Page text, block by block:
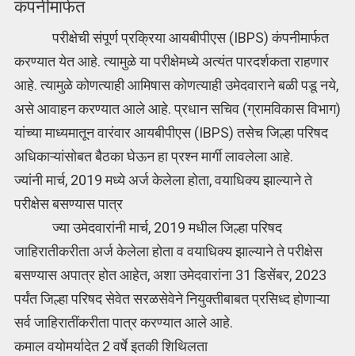
कंपनीमार्फत
परीक्षेची संपूर्ण प्रक्रिया आयबीपीएस (IBPS) कंपनीमार्फत
करण्यात येत आहे. त्यामुळे या परीक्षेमध्ये अत्यंत पारदर्शकता राहणार
आहे. त्यामुळे कोणत्याही आमिषास कोणत्याही उमेदवाराने बळी पडू नये,
असे आवाहन करण्यात आले आहे. प्रधान सचिव (ग्रामविकास विभाग)
यांच्या माध्यमातून वारंवार आयबीपीएस (IBPS) तसेच जिल्हा परिषद
अधिकाऱ्यांसोबत बैठका घेऊन हा प्रश्न मार्गी लावलेला आहे.
ज्यांनी मार्च, 2019 मध्ये अर्ज केलेला होता, वयाधिक्य झाल्याने ते
परीक्षेस बसण्यास पात्र
ज्या उमेदवारांनी मार्च, 2019 मधील जिल्हा परिषद
जाहिरातीकरीता अर्ज केलेला होता व वयाधिक्य झाल्याने ते परीक्षेस
बसण्यास अपात्र होत आहेत, अशा उमेदवारांना 31 डिसेंबर, 2023
पर्यंत जिल्हा परिषद सेवेत सरळसेवेने नियुक्तीबाबत प्रसिध्द होणाऱ्या
सर्व जाहिरातींकरीता पात्र करण्यात आले आहे.
कमाल वयोमर्यादेत 2 वर्षे इतकी शिथिलता